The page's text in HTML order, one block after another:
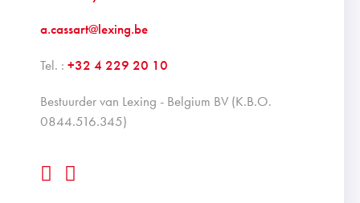
a.cassart@lexing.be
Tel. : +32 4 229 20 10
bestuurder van Lexing - Belgium BV (K.B.O.
0844.516.345)